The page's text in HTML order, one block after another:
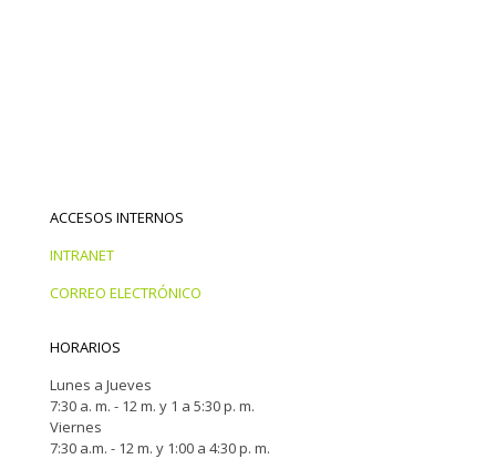
ACCESOS INTERNOS
INTRANET
CORREO ELECTRÓNICO
HORARIOS
Lunes a Jueves
7:30 a. m. - 12 m. y 1 a 5:30 p. m.
Viernes
7:30 a.m. - 12 m. y 1:00 a 4:30 p. m.